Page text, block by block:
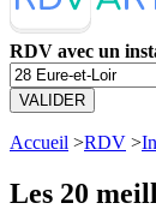
RDV avec un
VALIDER
Accueil >RDV >
Les 20